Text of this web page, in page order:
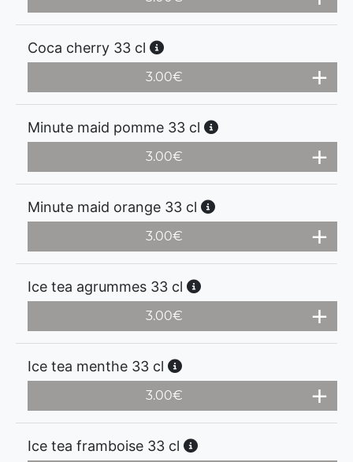
Coca cherry 33 cl
3.00€
Minute maid pomme 33 cl
3.00€
Minute maid orange 33 cl
3.00€
Ice tea agrummes 33 cl
3.00€
Ice tea menthe 33 cl
3.00€
Ice tea framboise 33 cl